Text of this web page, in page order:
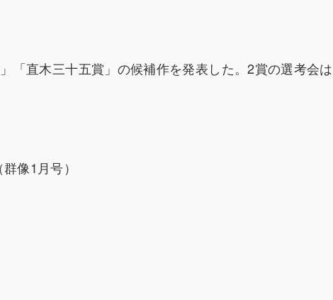
「直木三十五賞」の候補作を発表した。2賞の選考会
像1月号）